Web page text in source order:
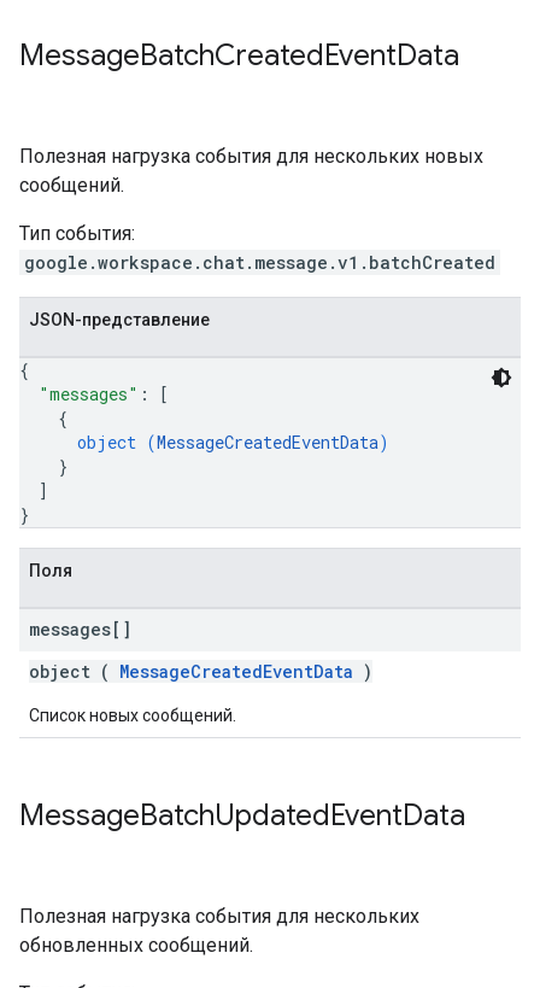
MessageBatchCreatedEventData
Полезная нагрузка события для нескольких новых
сообщений.
Тип события:
google.workspace.chat.message.v1.batchCreated
JSON-представление
{
"messages" :
[
{
object (MessageCreatedEventData)
}
]
}
Поля
messages[]
object ( MessageCreatedEventData )
Список новых сообщений.
MessageBatchUpdatedEventData
Полезная нагрузка события для нескольких
обновленных сообщений.